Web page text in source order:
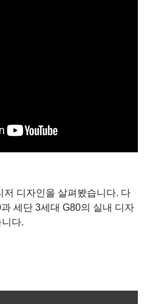
저 디자인을 살펴봤습니다. 다
세단 3세대 G80의 실내 디자
다.